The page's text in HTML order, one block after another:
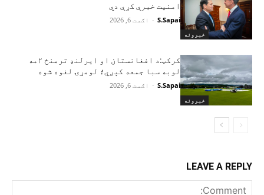
خبرونه
امنیت خبرې کړې دي
S.Sapai
- اګست 6, 2026
خبرونه
کرکټ:د افغانستان او ایرلنډ ترمنځ ۲مه
لوبه سبا جمعه کېږي؛ لومړۍ لغوه شوه
S.Sapai
- اګست 6, 2026
LEAVE A REPLY